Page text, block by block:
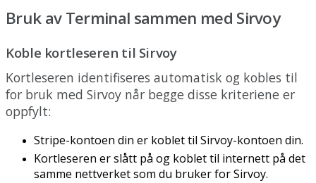
Bruk av Terminal sammen med Sirvoy
Koble kortleseren til Sirvoy
Kortleseren identifiseres automatisk og kobles til
for bruk med Sirvoy når begge disse kriteriene er
oppfylt:
Stripe-kontoen din er koblettil Sirvoy-kontoen din.
Kortleseren erslått på og koblettil internett på det
samme nettverketsom du brukerforSirvoy.